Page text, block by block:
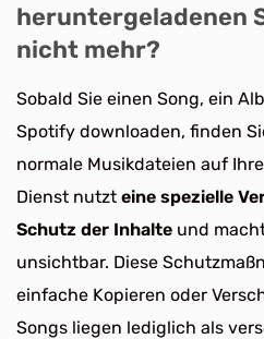
heruntergeladenen
nicht mehr?
Sobald Sie einen Song, ein
Spotify downloaden, finden
normale Musikdateien auf
Dienst nutzt eine spezielle
Schutz der Inhalte und
unsichtbar. Diese
einfache Kopieren oder
Songs liegen lediglich als